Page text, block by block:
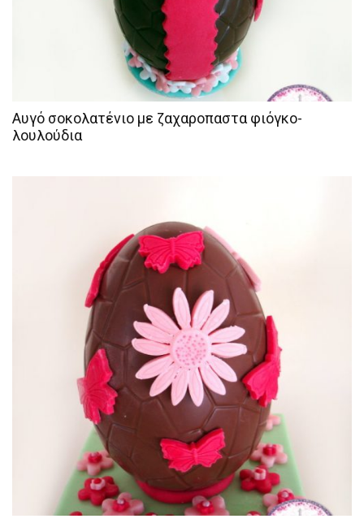
Αυγό σοκολατένιο με ζαχαροπαστα φιόγκο-
λουλούδια